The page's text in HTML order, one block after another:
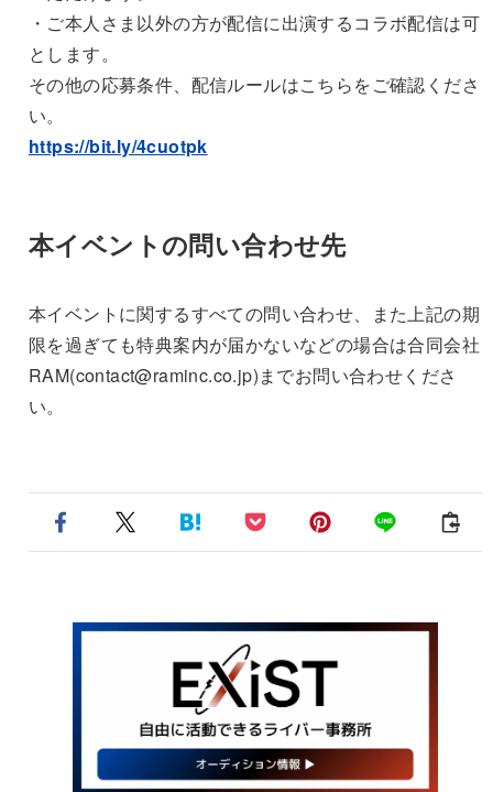
・ご本人さま以外の方が配信に出演するコラボ配信は可
とします。
その他の応募条件、配信ルールはこちらをご確認くださ
い。
https://bit.ly/4cuotpk
本イベントの問い合わせ先
本イベントに関するすべての問い合わせ、また上記の期
限を過ぎても特典案内が届かないなどの場合は合同会社
RAM(contact@raminc.co.jp)までお問い合わせくださ
い。